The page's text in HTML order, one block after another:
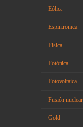
Eólica
Espintrónica
Fisica
Fotónica
Fotovoltaica
Fusión nuclear
Gold